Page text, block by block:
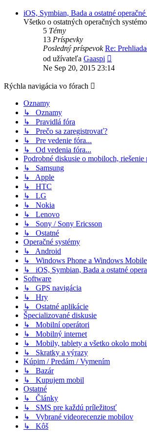
iOS, Symbian, Bada a ostatné operačné
Všetko o ostatných operačných
5 Témy
13 Príspevky
Posledný príspevok Re:
od užívateľa Gaaspi
posledný
Ne Sep 20, 2015 23:14
Rýchla navigácia vo fórach
Oznamy
↳ Oznamy
↳ Pravidlá fóra
↳ Prečo sa zaregistrovať?
↳ Pre vedenie fóra...
↳ Od vedenia fóra...
Podrobné diskusie o mobiloch, riešenie
↳ Samsung
↳ Apple
↳ HTC
↳ LG
↳ Nokia
↳ Lenovo
↳ Sony / Sony Ericsson
↳ Ostatné
Operačné systémy
↳ Android
↳ Windows Phone a Windows Mobile
↳ iOS, Symbian, Bada a ostatné
Software
↳ GPS navigácia
↳ Hry
↳ Ostatné aplikácie
Špecializované diskusie
↳ Mobilní operátori
↳ Mobilný internet
↳ Mobily, tablety a všetko okolo
↳ Skratky a výrazy
Kúpim / Predám / Vymením
↳ Bazár
↳ Kupujem mobil
Ostatné
↳ Články
↳ SMS pre každú príležitosť
↳ Vybrané videorecenzie mobilov
↳ Kôš